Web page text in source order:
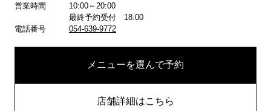
営業時間
10:00～20:00
最終予約受付 18:00
電話番号
054-639-9772
メニューを選んで予約
店舗詳細はこちら